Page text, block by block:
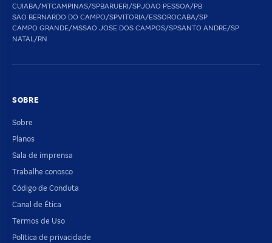
CUIABA/MTCAMPINAS/SPBARUERI/SPJOAO PESSOA/PB
SAO BERNARDO DO CAMPO/SPVITORIA/ESSOROCABA/SP
CAMPO GRANDE/MSSAO JOSE DOS CAMPOS/SPSANTO ANDRE/SP
NATAL/RN
SOBRE
Sobre
Planos
Sala de imprensa
Trabalhe conosco
Código de Conduta
Canal de Ética
Termos de Uso
Política de privacidade